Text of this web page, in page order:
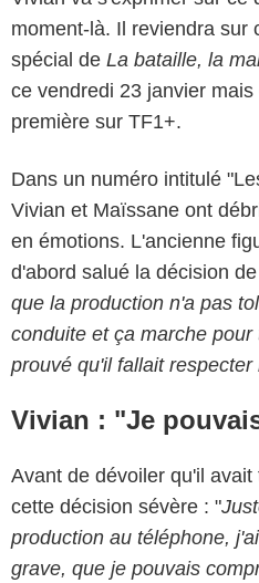
moment-là. Il reviendra sur
spécial de La bataille, la
ce vendredi 23 janvier
première sur TF1+.
Dans un numéro intitulé
Vivian et Maïssane ont
en émotions. L'ancienne
d'abord salué la décision
que la production n'a pas
conduite et ça marche
prouvé qu'il fallait respecter
Vivian : "Je
Avant de dévoiler qu'il
cette décision sévère : "
production au téléphone,
grave, que je pouvais